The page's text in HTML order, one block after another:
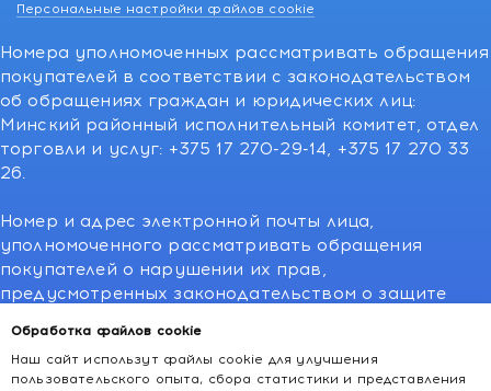
Обработка файлов cookie
Наш сайт использут файлы cookie для улучшения
пользовательского опыта, сбора статистики и представления
Персональные настройки файлов cookie
Номера уполномоченных рассматривать обращения
покупателей в соответствии с законодательством
об обращениях граждан и юридических лиц:
Минский районный исполнительный комитет, отдел
торговли и услуг: +375 17 270-29-14, +375 17 270 33
26.
Номер и адрес электронной почты лица,
уполномоченного рассматривать обращения
покупателей о нарушении их прав,
предусмотренных законодательством о защите
операторов), info@kakvapteke.by